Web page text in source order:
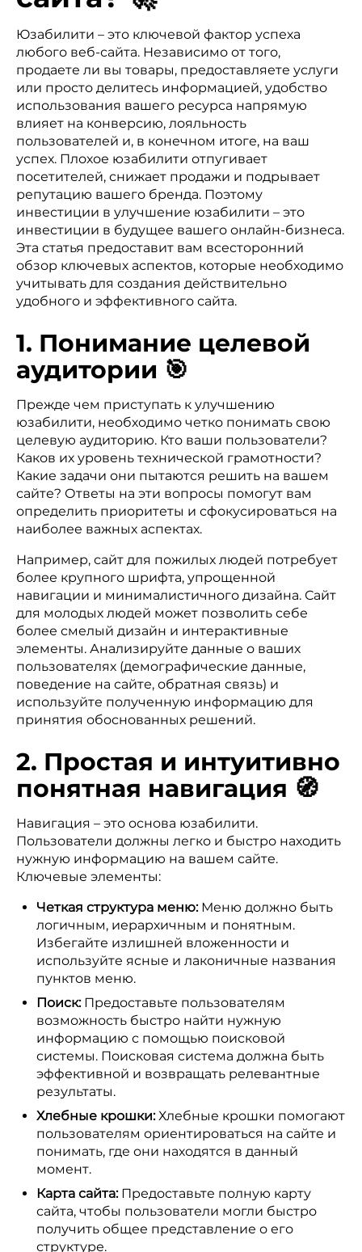
Юзабилити – это ключевой фактор успеха
любого веб-сайта. Независимо от того,
продаете ли вы товары, предоставляете услуги
или просто делитесь информацией, удобство
использования вашего ресурса напрямую
влияет на конверсию, лояльность
пользователей и, в конечном итоге, на ваш
успех. Плохое юзабилити отпугивает
посетителей, снижает продажи и подрывает
репутацию вашего бренда. Поэтому
инвестиции в улучшение юзабилити – это
инвестиции в будущее вашего онлайн-бизнеса.
Эта статья предоставит вам всесторонний
обзор ключевых аспектов, которые необходимо
учитывать для создания действительно
удобного и эффективного сайта.
1. Понимание целевой
аудитории 🎯
Прежде чем приступать к улучшению
юзабилити, необходимо четко понимать свою
целевую аудиторию. Кто ваши пользователи?
Каков их уровень технической грамотности?
Какие задачи они пытаются решить на вашем
сайте? Ответы на эти вопросы помогут вам
определить приоритеты и сфокусироваться на
наиболее важных аспектах.
Например, сайт для пожилых людей потребует
более крупного шрифта, упрощенной
навигации и минималистичного дизайна. Сайт
для молодых людей может позволить себе
более смелый дизайн и интерактивные
элементы. Анализируйте данные о ваших
пользователях (демографические данные,
поведение на сайте, обратная связь) и
используйте полученную информацию для
принятия обоснованных решений.
2. Простая и интуитивно
понятная навигация 🧭
Навигация – это основа юзабилити.
Пользователи должны легко и быстро находить
нужную информацию на вашем сайте.
Ключевые элементы:
Четкая структура меню:Меню должно быть
логичным, иерархичным и понятным.
Избегайте излишней вложенности и
используйте ясные и лаконичные названия
пунктов меню.
Поиск:Предоставьте пользователям
возможность быстро найти нужную
информацию с помощью поисковой
системы. Поисковая система должна быть
эффективной и возвращать релевантные
результаты.
Хлебные крошки:Хлебные крошки помогают
пользователям ориентироваться на сайте и
понимать, где они находятся в данный
момент.
Карта сайта:Предоставьте полную карту
сайта, чтобы пользователи могли быстро
получить общее представление о его
структуре.